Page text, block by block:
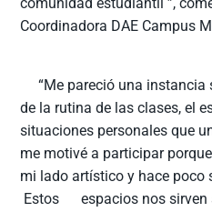
comunidad estudiantil ”,
Coordinadora DAE Campus
“Me pareció una instancia
de la rutina de las clases, el
situaciones personales que
me motivé a participar
mi lado artístico y hace
Estos espacios nos